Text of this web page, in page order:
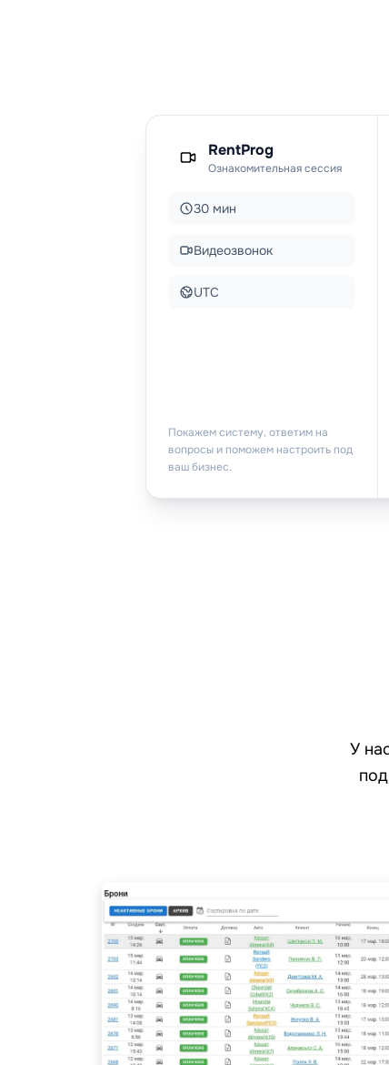
RentProg
Ознакомительная сессия
30 мин
Видеозвонок
UTC
Покажем систему, ответим на
вопросы и поможем настроить под
ваш бизнес.
У